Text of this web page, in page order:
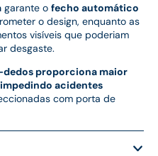
garante o fecho automático
o design, enquanto as
visíveis que poderiam
desgaste.
proporciona maior
impedindo acidentes
com porta de